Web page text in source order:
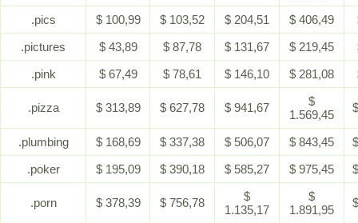
.pics $ 100,99 $ 103,52 $ 204,51 $ 406,49
.pictures
$ 43,89 $ 87,78 $ 131,67 $ 219,45
.pink
$ 67,49 $ 78,61 $ 146,10 $ 281,08
.pizza $ 313,89 $ 627,78 $ 941,67
$
1.569,45
.plumbing $ 168,69 $ 337,38 $ 506,07 $ 843,45
.poker
$ 195,09 $ 390,18 $ 585,27 $ 975,45
.porn $ 378,39 $ 756,78
$
1.135,17
$
1.891,95